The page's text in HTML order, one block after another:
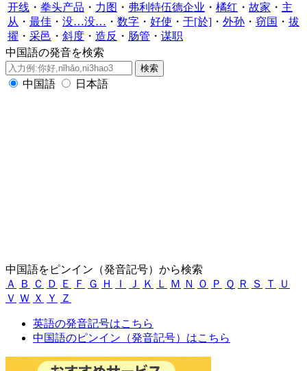
开线 ・ 拳头产品 ・ 力图 ・ 弗利特伍德企业 ・ 橘红 ・ 故家 ・ 主
从 ・ 最佳 ・ 没…没… ・ 数字 ・ 好使 ・ 于[於] ・ 外孙 ・ 窃国 ・ 拔
擢 ・ 采邑 ・ 斜度 ・ 造反 ・ 肠管 ・ 谋职
中国語の発音を検索
中国語 日本語
中国語をピンイン（発音記号）から検索
Ａ
Ｂ Ｃ Ｄ Ｅ Ｆ Ｇ Ｈ Ｉ Ｊ Ｋ Ｌ Ｍ Ｎ Ｏ Ｐ Ｑ Ｒ Ｓ Ｔ
Ｕ
Ｖ Ｗ Ｘ Ｙ Ｚ
英語の発音記号はこちら
中国語のピンイン（発音記号）はこちら